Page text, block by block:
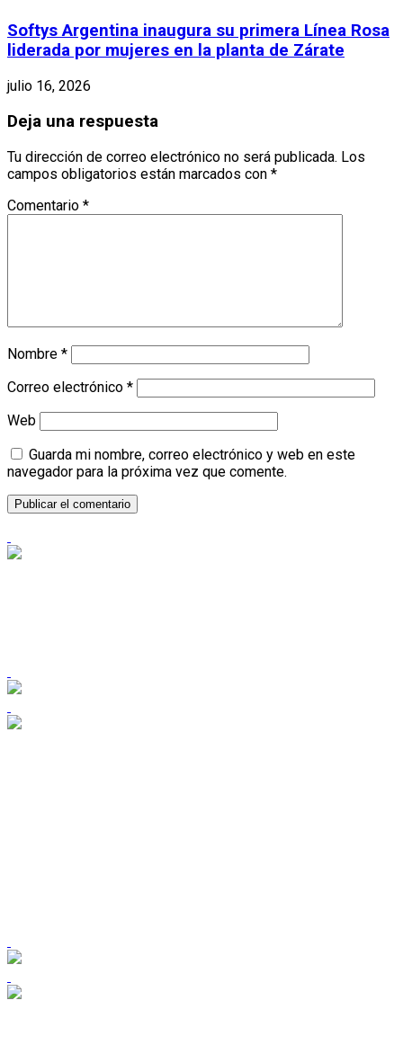
Softys Argentina inaugura su primera Línea Rosa
liderada por mujeres en la planta de Zárate
julio 16, 2026
Deja una respuesta
Tu dirección de correo electrónico no será publicada. Los
campos obligatorios están marcados con *
Comentario *
Nombre *
Correo electrónico *
Web
Guarda mi nombre, correo electrónico y web en este
navegador para la próxima vez que comente.